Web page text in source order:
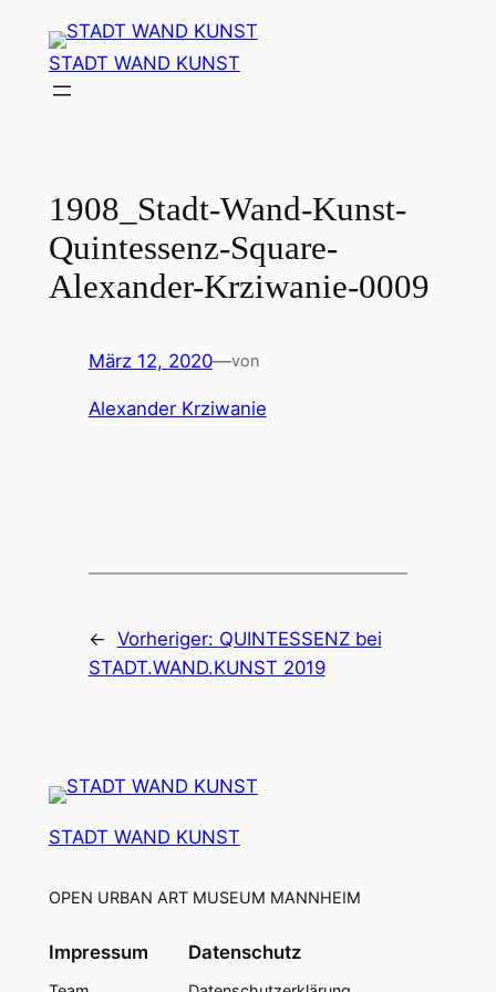
Inhalt
springen
STADT WAND KUNST
1908_Stadt-Wand-Kunst-
Quintessenz-Square-
Alexander-Krziwanie-0009
März 12, 2020—von
Alexander Krziwanie
← Vorheriger: QUINTESSENZ bei
STADT.WAND.KUNST 2019
STADT WAND KUNST
OPEN URBAN ART MUSEUM MANNHEIM
Impressum Datenschutz